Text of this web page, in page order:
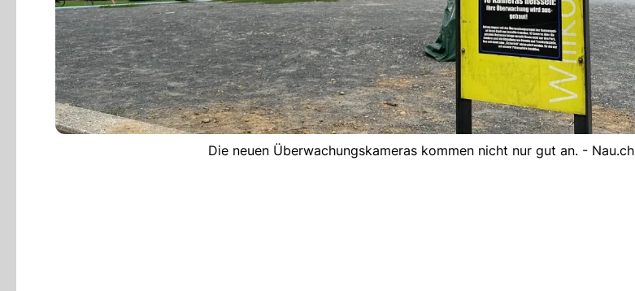
Die neuen Überwachungskameras kommen nicht nur gut an. - Nau.ch